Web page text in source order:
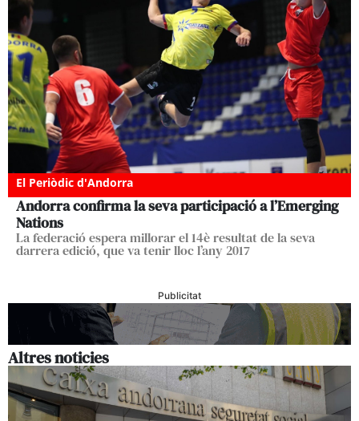
El Periòdic d'Andorra
Andorra confirma la seva participació a l’Emerging
Nations
La federació espera millorar el 14è resultat de la seva
darrera edició, que va tenir lloc l’any 2017
Publicitat
Altres noticies